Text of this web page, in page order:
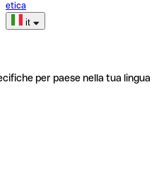
etica
it
per paese nella tua lingua